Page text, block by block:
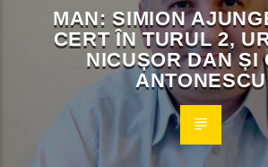
MAN: SIMION
CERT ÎN TURUL 2,
NICUȘOR DAN ȘI
ANTONESCU